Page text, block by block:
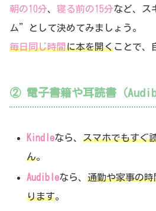
朝の10分、 寝る前の15分など、ス
ム”として決めてみましょう。
毎日同じ時間に本を開くことで、
② 電子書籍や耳読書（
Kindleなら、スマホでもすぐ
ん。
Audibleなら、通勤や家事の
ります。